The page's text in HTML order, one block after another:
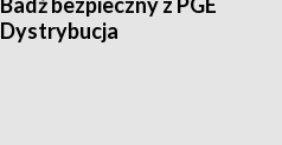
Dystrybucja